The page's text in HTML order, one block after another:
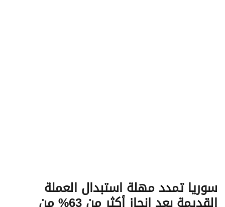
سوريا تمدد مهلة استبدال العملة